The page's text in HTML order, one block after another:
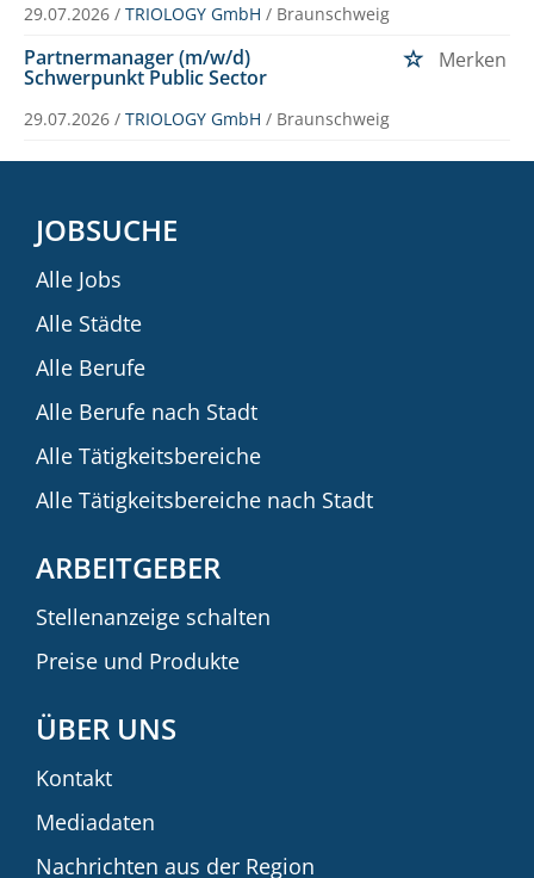
29.07.2026 / TRIOLOGY GmbH / Braunschweig
Partnermanager (m/w/d)
Schwerpunkt Public Sector
Merken
29.07.2026 / TRIOLOGY GmbH / Braunschweig
JOBSUCHE
Alle Jobs
Alle Städte
Alle Berufe
Alle Berufe nach Stadt
Alle Tätigkeitsbereiche
Alle Tätigkeitsbereiche nach Stadt
ARBEITGEBER
Stellenanzeige schalten
Preise und Produkte
ÜBER UNS
Kontakt
Mediadaten
Nachrichten aus der Region